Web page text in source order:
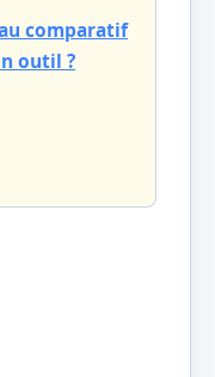
comparatif
outil ?